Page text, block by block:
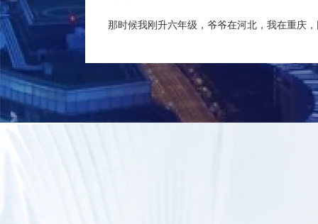
那时候我刚升六年级，爷爷在河北，我在重庆